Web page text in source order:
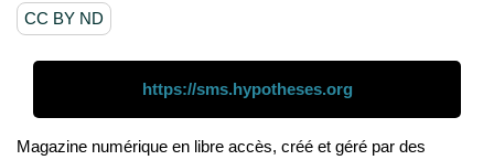
CC BY ND
https://sms.hypotheses.org
Magazine numérique en libre accès, créé et géré par des